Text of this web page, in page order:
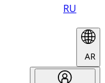
RU
AR